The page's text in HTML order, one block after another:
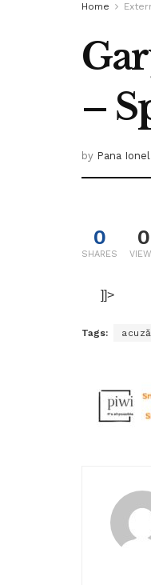
Home
–
by Pana Ionel
0
SHARES
0
]]>
Tags: acuză